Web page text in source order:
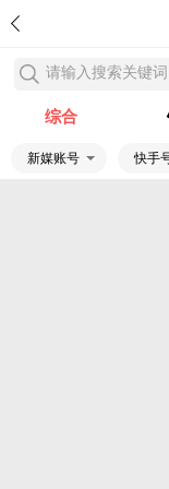
请输入搜索关键词
综合
新媒账号 快手